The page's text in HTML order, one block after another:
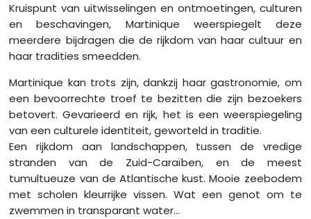
Kruispunt van uitwisselingen en ontmoetingen, culturen
en beschavingen, Martinique weerspiegelt deze
meerdere bijdragen die de rijkdom van haar cultuur en
haar tradities smeedden.
Martinique kan trots zijn, dankzij haar gastronomie, om
een ​​bevoorrechte troef te bezitten die zijn bezoekers
betovert. Gevarieerd en rijk, het is een weerspiegeling
van een culturele identiteit, geworteld in traditie.
Een rijkdom aan landschappen, tussen de vredige
stranden van de Zuid-Caraïben, en de meest
tumultueuze van de Atlantische kust. Mooie zeebodem
met scholen kleurrijke vissen. Wat een genot om te
zwemmen in transparant water...